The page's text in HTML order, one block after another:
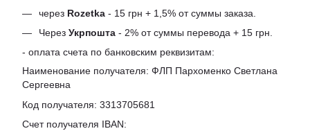
через Rozetka - 15 грн + 1,5% от суммы заказа.
Через Укрпошта - 2% от суммы перевода + 15 грн.
- оплата счета по банковским реквизитам:
Наименование получателя: ФЛП Пархоменко Светлана
Сергеевна
Код получателя: 3313705681
Счет получателя IBAN: